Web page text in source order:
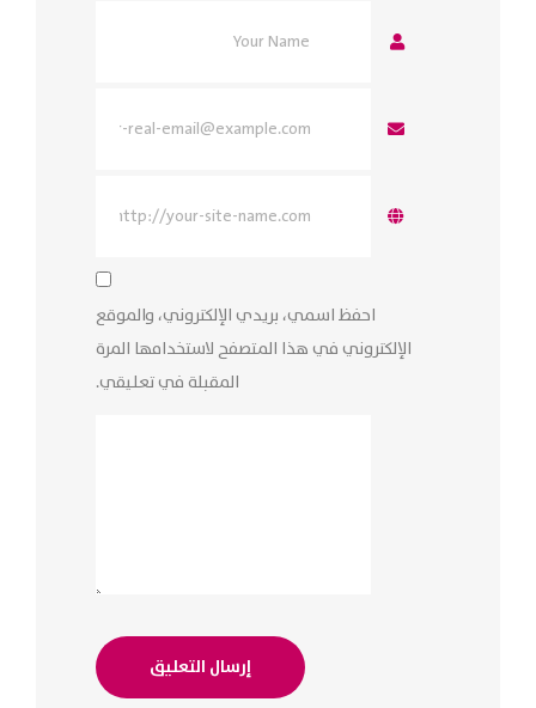
احفظ اسمي، بريدي الإلكتروني، والموقع
الإلكتروني في هذا المتصفح لاستخدامها المرة
المقبلة في تعليقي.